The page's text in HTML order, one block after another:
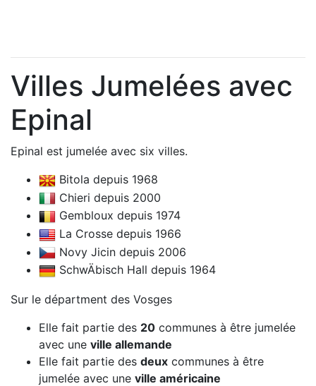
Villes Jumelées avec
Epinal
Epinal est jumelée avec six villes.
Bitola depuis 1968
Chieri depuis 2000
Gembloux depuis 1974
La Crosse depuis 1966
Novy Jicin depuis 2006
SchwÄbisch Hall depuis 1964
Sur le départment des Vosges
Elle fait partie des 20 communes à être jumelée
avec une ville allemande
Elle fait partie des deux communes à être
jumelée avec une ville américaine